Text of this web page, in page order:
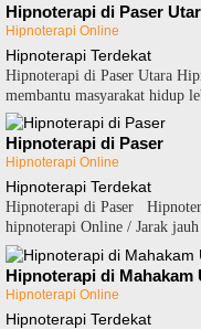
Hipnoterapi di Paser
Hipnoterapi Online
Hipnoterapi Terdekat
Hipnoterapi di Paser Utara
membantu masyarakat hidup
Hipnoterapi di Paser
Hipnoterapi Online
Hipnoterapi Terdekat
Hipnoterapi di Paser
hipnoterapi Online / Jarak
Hipnoterapi di Mahakam
Hipnoterapi Online
Hipnoterapi Terdekat